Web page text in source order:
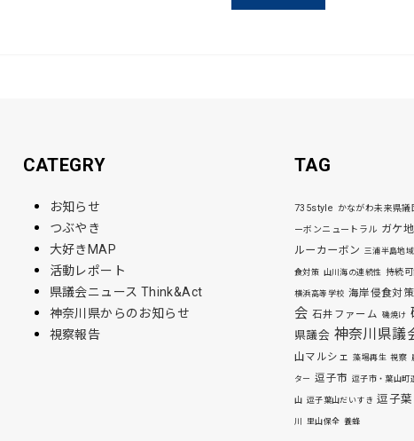
CATEGRY
お知らせ
つぶやき
大好きMAP
活動レポート
県議会ニュース Think&Act
神奈川県からのお知らせ
視察報告
TAG
735style かながわ未来県議
ーボンニュートラル ガケ
ルーカーボン 三浦半島地
食対策 山川海の連続性 持続
横浜高等学校 海岸侵食対策
会 石井ファーム 磯焼け
県議会 神奈川県議
山マルシェ
藻場再生 視察
ター 逗子市 逗子市・葉山町
山 逗子葉山だいすき 逗子
川 里山保全 養蜂